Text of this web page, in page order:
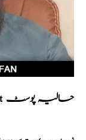
Recent Post حالیہ پوسٹ